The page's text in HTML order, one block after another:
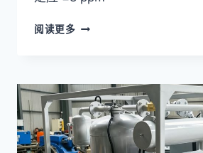
阅读更多
滤
油
机
6
大